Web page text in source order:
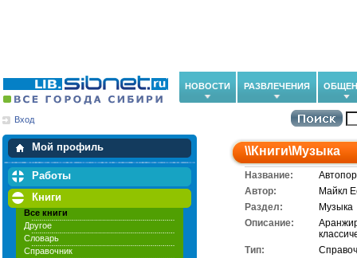
НОВОСТИ РАЗВЛЕЧЕНИЯ
Вход
Мой профиль
Мои закладки
Работы
Книги
Все книги
Другое
Словарь
Справочник
\\Книги\Музыка
Название:
Автор:
Майкл
Раздел:
Музыка
Описание:
Тип: